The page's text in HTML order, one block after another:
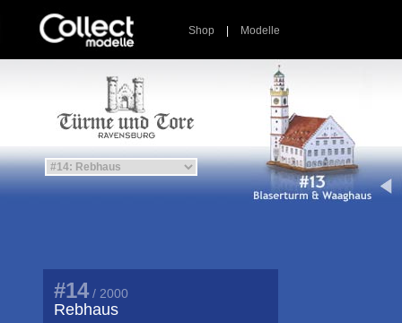
Shop Modelle
#14 / 2000
Rebhaus